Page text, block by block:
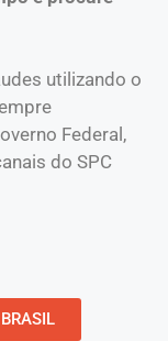
utilizando o
Federal,
do SPC